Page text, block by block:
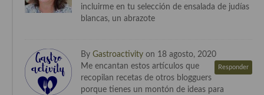
incluirme en tu selección de ensalada de judías
blancas, un abrazote
By Gastroactivity on 18 agosto, 2020
Responder
Me encantan estos artículos que
recopilan recetas de otros blogguers
porque tienes un montón de ideas para